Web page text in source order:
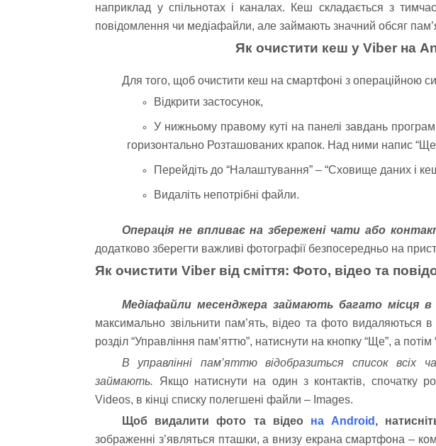
наприклад у спільнотах і каналах. Кеш складається з
повідомлення чи медіафайли, але займають значний обсяг
Як очистити кеш у Viber на
Для того, щоб очистити кеш на смартфоні з операційною
Відкрити застосунок,
У нижньому правому куті на панелі завдань
горизонтально Розташованих крапок. Над ними напис
Перейдіть до “Налаштування” – “Сховище даних і
Видаліть непотрібні файли.
Операція не впливає на збережені чати або
додатково зберегти важливі фотографії безпосередньо на
Як очистити Viber від сміття: Фото, відео та
Медіафайли месенджера займають багато місця
максимально звільнити пам’ять, відео та фото видаляються
розділ “Управління пам’яттю”, натиснути на кнопку “Ще”, а потім
В управлінні пам’яттю відобразиться список всіх
займають. Якщо натиснути на один з контактів, спочатку
Videos, в кінці списку полегшені файли – Images.
Щоб видалити фото та відео на Android ,
зображенні з’являться пташки, а внизу екрана смартфона –